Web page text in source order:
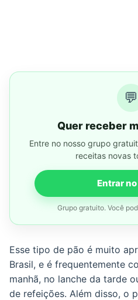
💬
Quer receber
Entre no nosso grupo
receitas novas
Entrar
Grupo gratuito. Você
Esse tipo de pão é muito
Brasil, e é frequentemente
manhã, no lanche da tarde
de refeições. Além disso, o